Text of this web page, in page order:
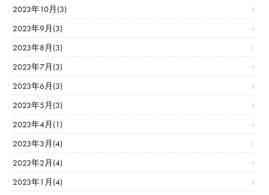
2023年10月(3)
2023年9月(3)
2023年8月(3)
2023年7月(3)
2023年6月(3)
2023年5月(3)
2023年4月(1)
2023年3月(4)
2023年2月(4)
2023年1月(4)